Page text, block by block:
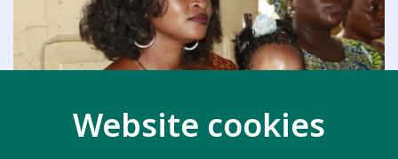
Website cookies